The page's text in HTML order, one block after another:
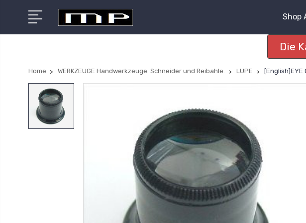
Shop
Die
Home WERKZEUGE Handwerkzeuge. Schneider und Reibahle. LUPE [English]EYE